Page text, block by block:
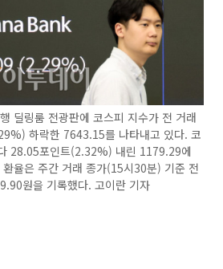
딜링룸 전광판에 코스피 지수가 전 거래
하락한 7643.15를 나타내고 있다. 코
28.05포인트(2.32%) 내린 1179.29에
환율은 주간 거래 종가(15시30분) 기준 전
원을 기록했다. 고이란 기자